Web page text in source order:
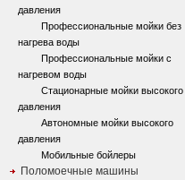
давления
Профессиональные мойки без
нагрева воды
Профессиональные мойки с
нагревом воды
Стационарные мойки высокого
давления
Автономные мойки высокого
давления
Мобильные бойлеры
Поломоечные машины